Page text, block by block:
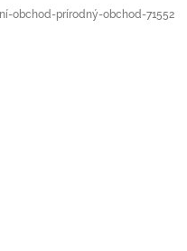
obchod-prírodný-obchod-71552